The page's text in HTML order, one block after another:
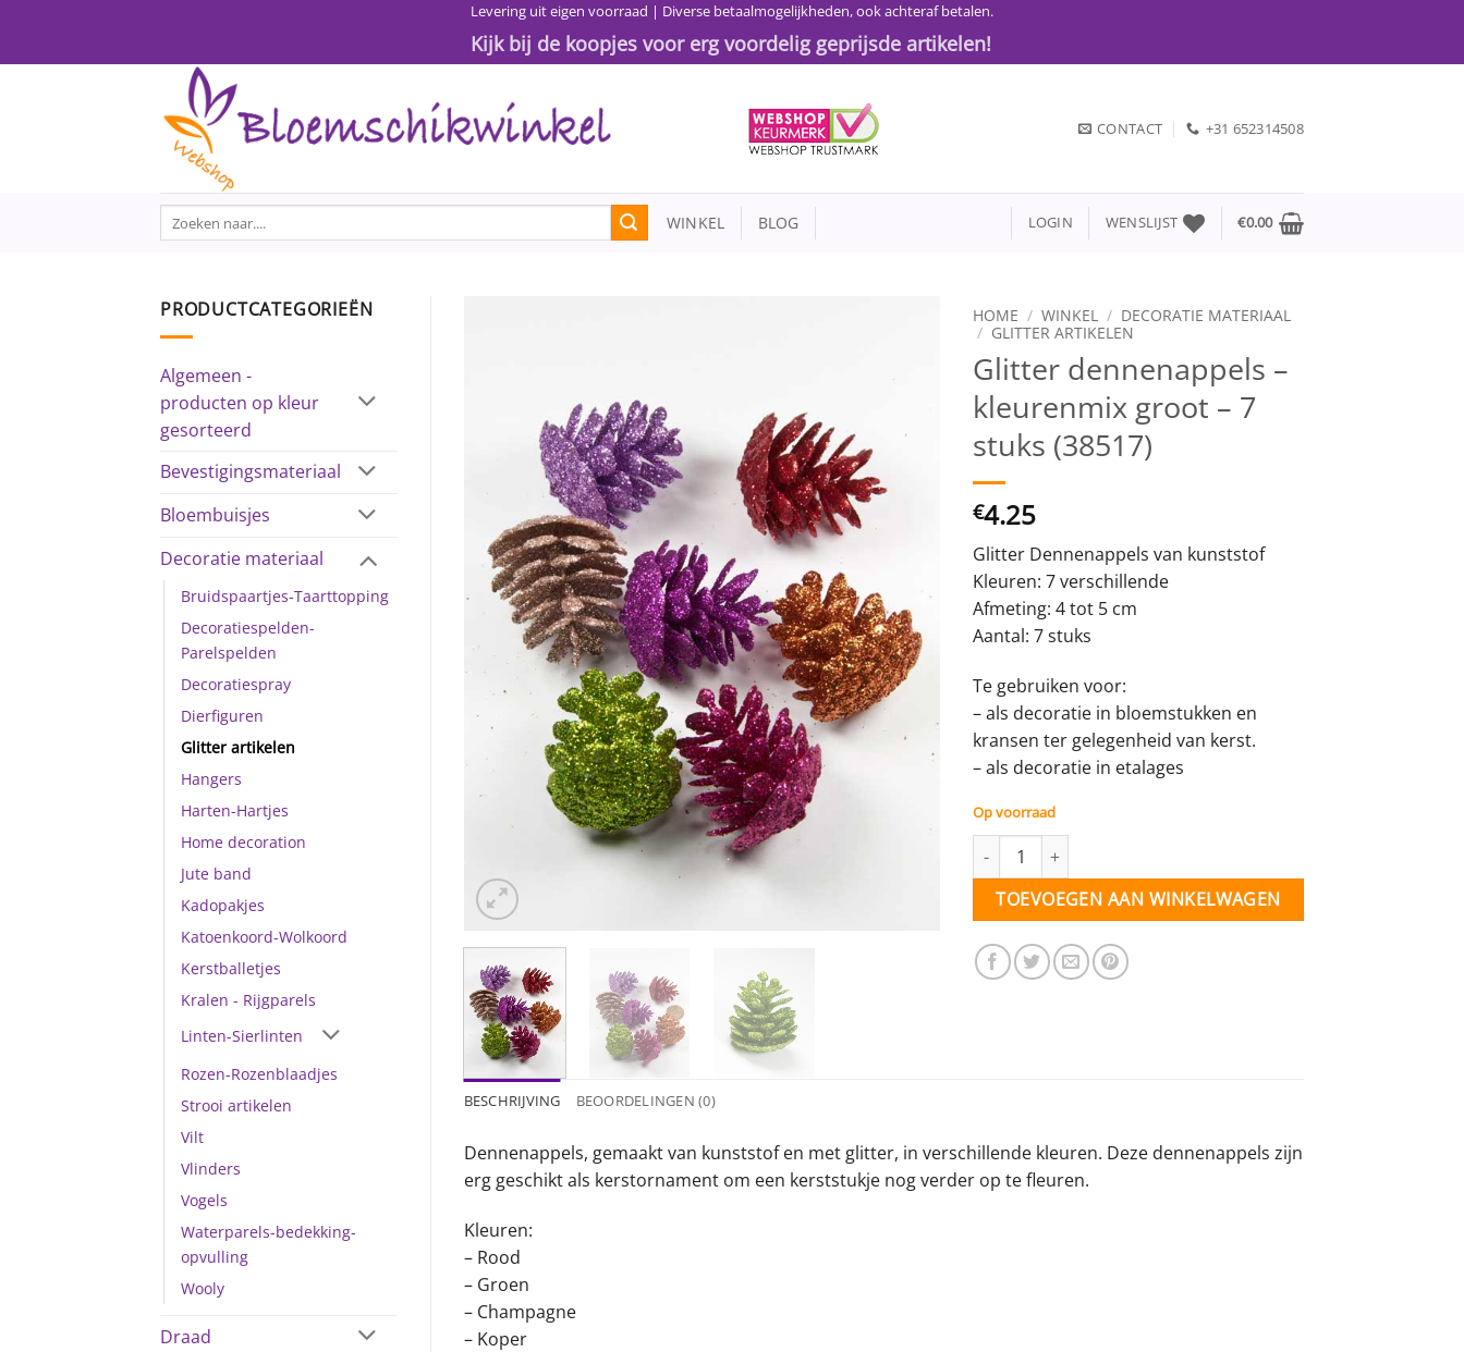
inhoud
Levering uit eigen voorraad | Diverse betaalmogelijkheden, ook achteraf betalen.
Kijk bij de koopjes voor erg voordelig geprijsde artikelen!
CONTACT +31 652314508
Zoeken
naar:
WINKEL BLOG LOGIN WENSLIJST €0.00
PRODUCTCATEGORIEËN
Algemeen -
producten op kleur
gesorteerd
Bevestigingsmateriaal
Bloembuisjes
Decoratie materiaal
Bruidspaartjes-Taarttopping
Decoratiespelden-
Parelspelden
Decoratiespray
Dierfiguren
Glitter artikelen
Hangers
Harten-Hartjes
Home decoration
Jute band
Kadopakjes
Katoenkoord-Wolkoord
Kerstballetjes
Kralen - Rijgparels
Linten-Sierlinten
Rozen-Rozenblaadjes
Strooi artikelen
Vilt
Vlinders
Vogels
Waterparels-bedekking-
opvulling
Wooly
Draad
HOME / WINKEL / DECORATIE MATERIAAL
/ GLITTER ARTIKELEN
Glitter dennenappels –
kleurenmix groot – 7
stuks (38517)
€4.25
Glitter Dennenappels van kunststof
Kleuren: 7 verschillende
Afmeting: 4 tot 5 cm
Aantal: 7 stuks
Te gebruiken voor:
– als decoratie in bloemstukken en
kransen ter gelegenheid van kerst.
– als decoratie in etalages
Op voorraad
Glitter dennenappels - kleurenmix groot - 7 stuks (38517) aantal
TOEVOEGEN AAN WINKELWAGEN
BESCHRIJVING BEOORDELINGEN (0)
Dennenappels, gemaakt van kunststof en met glitter, in verschillende kleuren. Deze dennenappels zijn
erg geschikt als kerstornament om een kerststukje nog verder op te fleuren.
Kleuren:
– Rood
– Groen
– Champagne
– Koper